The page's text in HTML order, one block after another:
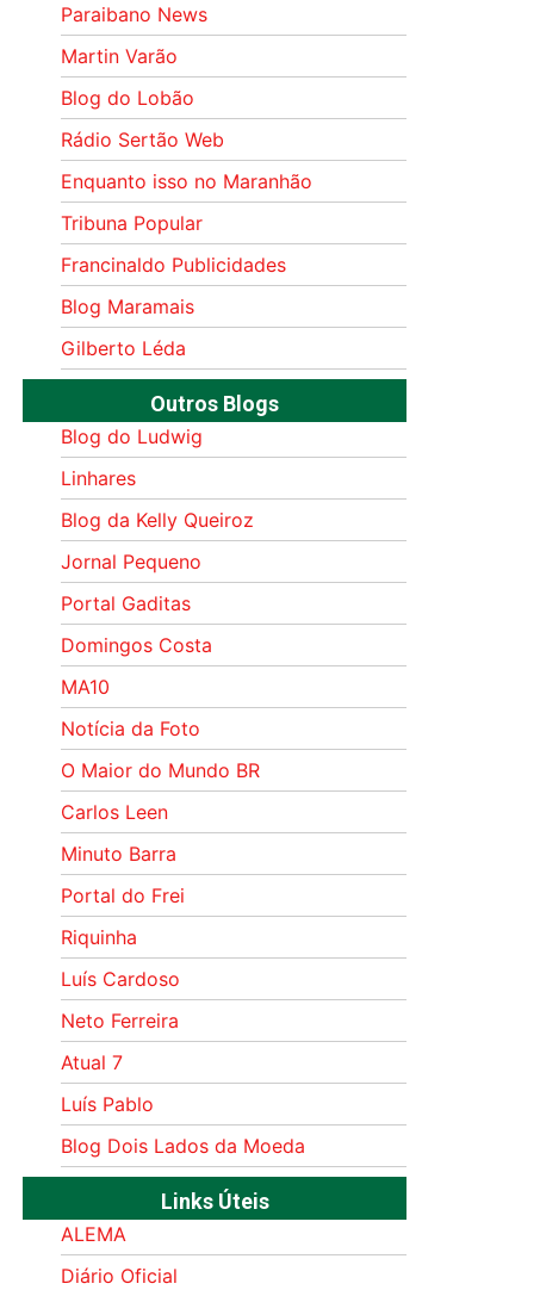
Paraibano News
Martin Varão
Blog do Lobão
Rádio Sertão Web
Enquanto isso no Maranhão
Tribuna Popular
Francinaldo Publicidades
Blog Maramais
Gilberto Léda
Outros Blogs
Blog do Ludwig
Linhares
Blog da Kelly Queiroz
Jornal Pequeno
Portal Gaditas
Domingos Costa
MA10
Notícia da Foto
O Maior do Mundo BR
Carlos Leen
Minuto Barra
Portal do Frei
Riquinha
Luís Cardoso
Neto Ferreira
Atual 7
Luís Pablo
Blog Dois Lados da Moeda
Links Úteis
ALEMA
Diário Oficial